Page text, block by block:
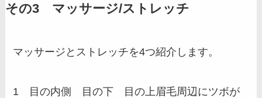
その3 マッサージ/ストレッチ
マッサージとストレッチを4つ紹介します。
1 目の内側 目の下 目の上眉毛周辺にツボが